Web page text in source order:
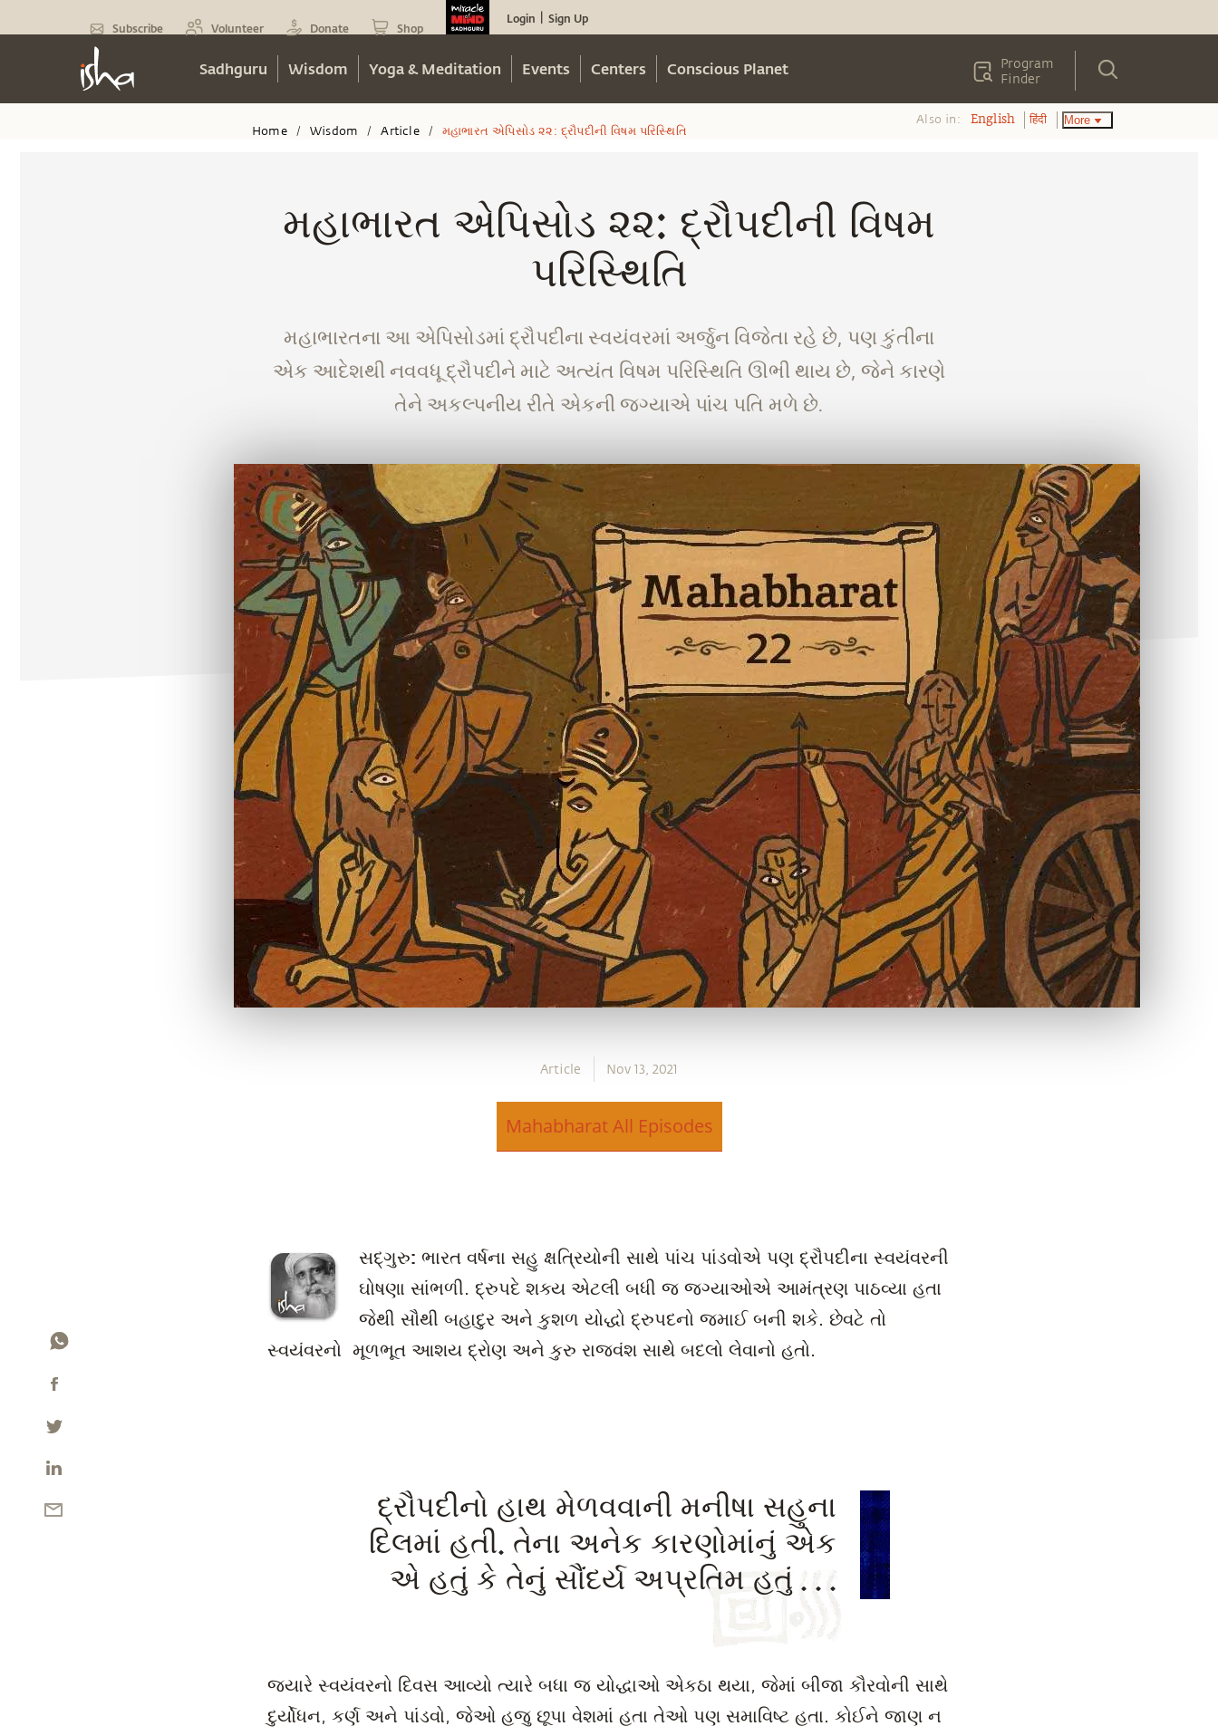
Subscribe Volunteer Donate Shop
Login Sign Up
Sadhguru Wisdom Yoga & Meditation Events Centers Conscious Planet
Program
Finder
Home / Wisdom / Article / મહાભારત એપિસોડ ૨૨: દ્રૌપદીની વિષમ પરિસ્થિતિ
Also in: English हिंदी More
મહાભારત એપિસોડ ૨૨: દ્રૌપદીની વિષમ
પરિસ્થિતિ
મહાભારતના આ એપિસોડમાં દ્રૌપદીના સ્વયંવરમાં અર્જુન વિજેતા રહે છે, પણ કુંતીના
એક આદેશથી નવવધૂ દ્રૌપદીને માટે અત્યંત વિષમ પરિસ્થિતિ ઊભી થાય છે, જેને કારણે
તેને અકલ્પનીય રીતે એકની જગ્યાએ પાંચ પતિ મળે છે.
Article Nov 13, 2021
Mahabharat All Episodes
સદ્‍ગુરુ: ભારત વર્ષના સહુ ક્ષત્રિયોની સાથે પાંચ પાંડવોએ પણ દ્રૌપદીના સ્વયંવરની
ઘોષણા સાંભળી. દ્રુપદે શક્ય એટલી બધી જ જગ્યાઓએ આમંત્રણ પાઠવ્યા હતા
જેથી સૌથી બહાદુર અને કુશળ યોદ્ધો દ્રુપદનો જમાઈ બની શકે. છેવટે તો
સ્વયંવરનો મૂળભૂત આશય દ્રોણ અને કુરુ રાજવંશ સાથે બદલો લેવાનો હતો.
દ્રૌપદીનો હાથ મેળવવાની મનીષા સહુના
દિલમાં હતી. તેના અનેક કારણોમાંનું એક
એ હતું કે તેનું સૌંદર્ય અપ્રતિમ હતું . . .
જ્યારે સ્વયંવરનો દિવસ આવ્યો ત્યારે બધા જ યોદ્ધાઓ એકઠા થયા, જેમાં બીજા કૌરવોની સાથે
દુર્યોધન, કર્ણ અને પાંડવો, જેઓ હજુ છૂપા વેશમાં હતા તેઓ પણ સમાવિષ્ટ હતા. કોઈને જાણ ન